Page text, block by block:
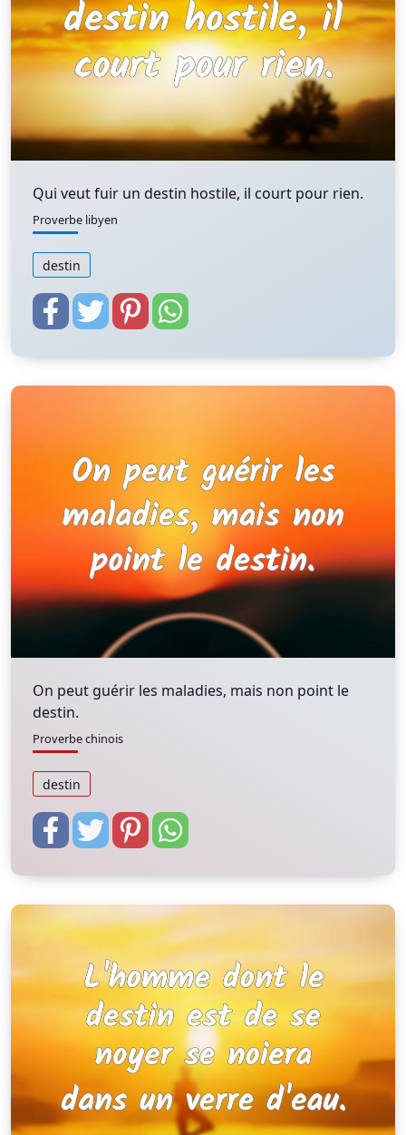
Qui veut fuir un destin hostile, il court pour rien.
Proverbe libyen
destin
On peut guérir les maladies, mais non point le
destin.
Proverbe chinois
destin